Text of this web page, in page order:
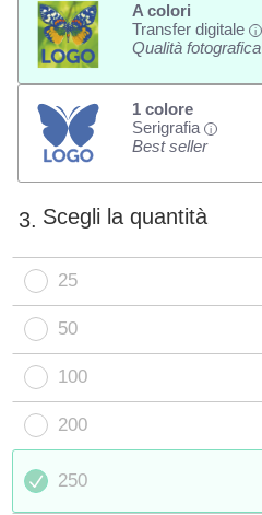
A colori
Transfer digitale
i
Qualità fotografica
1 colore
Serigrafia
i
Best seller
3. Scegli la quantità
25
50
100
200
250